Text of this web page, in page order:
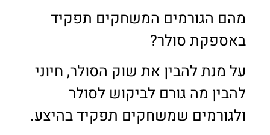
מהם הגורמים המשחקים תפקיד
באספקת סולר?
על מנת להבין את שוק הסולר, חיוני
להבין מה גורם לביקוש לסולר
ולגורמים שמשחקים תפקיד בהיצע.